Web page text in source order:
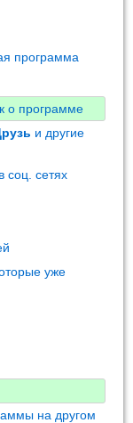
программа
о программе
и другие
соц. сетях
уже
на другом